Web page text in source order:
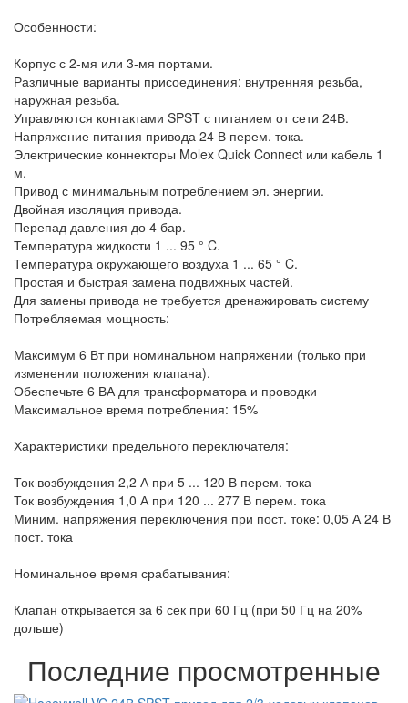
Особенности:
Корпус с 2-мя или 3-мя портами.
Различные варианты присоединения: внутренняя резьба,
наружная резьба.
Управляются контактами SPST с питанием от сети 24В.
Напряжение питания привода 24 В перем. тока.
Электрические коннекторы Molex Quick Connect или кабель 1
м.
Привод с минимальным потреблением эл. энергии.
Двойная изоляция привода.
Перепад давления до 4 бар.
Температура жидкости 1 ... 95 ° C.
Температура окружающего воздуха 1 ... 65 ° C.
Простая и быстрая замена подвижных частей.
Для замены привода не требуется дренажировать систему
Потребляемая мощность:
Максимум 6 Вт при номинальном напряжении (только при
изменении положения клапана).
Обеспечьте 6 ВА для трансформатора и проводки
Максимальное время потребления: 15%
Характеристики предельного переключателя:
Ток возбуждения 2,2 А при 5 ... 120 В перем. тока
Ток возбуждения 1,0 А при 120 ... 277 В перем. тока
Миним. напряжения переключения при пост. токе: 0,05 А 24 В
пост. тока
Номинальное время срабатывания:
Клапан открывается за 6 сек при 60 Гц (при 50 Гц на 20%
дольше)
Последние просмотренные